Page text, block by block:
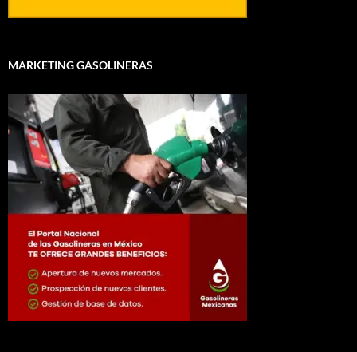
MARKETING GASOLINERAS